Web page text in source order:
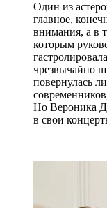
Один из
главное,
внимания, а в
которым
чрезвычайно
повернулась
Но Вероника
в свои